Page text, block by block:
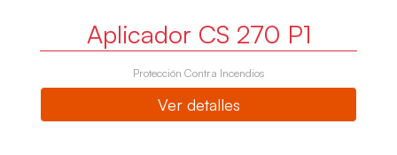
Aplicador CS 270 P1
Protección Contra Incendios
Ver detalles